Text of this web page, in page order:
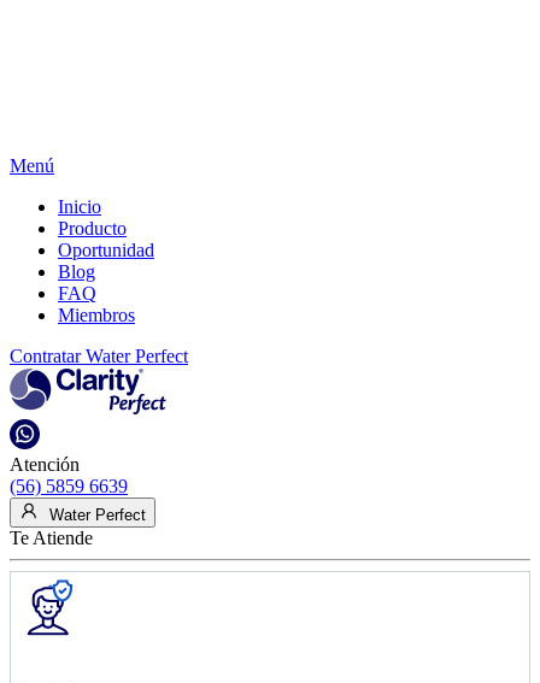
Menú
Inicio
Producto
Oportunidad
Blog
FAQ
Miembros
Contratar Water Perfect
Atención
(56) 5859 6639
Water Perfect
Te Atiende